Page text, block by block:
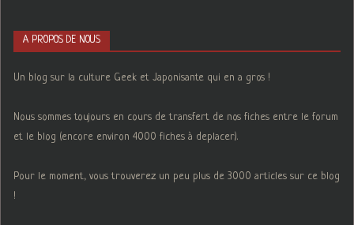
A PROPOS DE NOUS
Un blog sur la culture Geek et Japonisante qui en a gros !
Nous sommes toujours en cours de transfert de nos fiches entre le forum
et le blog (encore environ 4000 fiches à deplacer).
Pour le moment, vous trouverez un peu plus de 3000 articles sur ce blog
!